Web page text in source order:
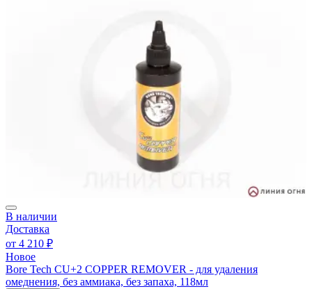
В наличии
Доставка
от 4 210 ₽
Новое
Bore Tech CU+2 COPPER REMOVER - для удаления
омеднения, без аммиака, без запаха, 118мл